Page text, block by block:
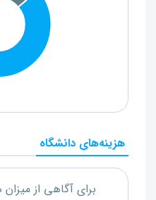
هزینه‌های دانشگاه
برای آگاهی از میزان